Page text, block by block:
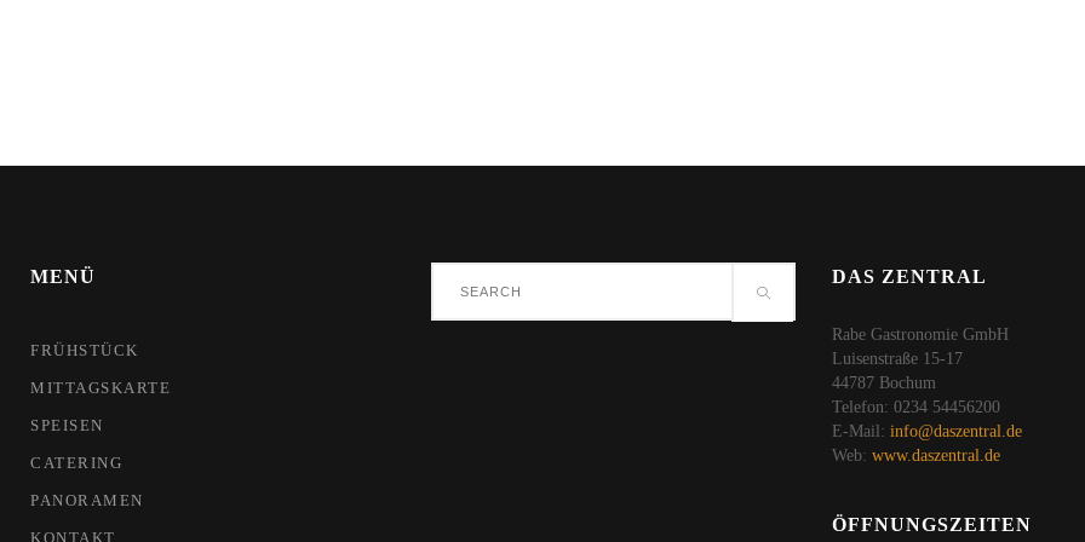
MENÜ
FRÜHSTÜCK
MITTAGSKARTE
SPEISEN
CATERING
PANORAMEN
KONTAKT
DAS ZENTRAL
Rabe Gastronomie GmbH
Luisenstraße 15-17
44787 Bochum
Telefon: 0234 54456200
E-Mail: info@daszentral.de
Web: www.daszentral.de
ÖFFNUNGSZEITEN